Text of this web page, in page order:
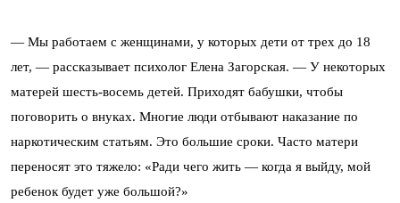
— Мы работаем с женщинами, у которых дети от трех до 18
лет, — рассказывает психолог Елена Загорская. — У некоторых
матерей шесть-восемь детей. Приходят бабушки, чтобы
поговорить о внуках. Многие люди отбывают наказание по
наркотическим статьям. Это большие сроки. Часто матери
переносят это тяжело: «Ради чего жить — когда я выйду, мой
ребенок будет уже большой?»